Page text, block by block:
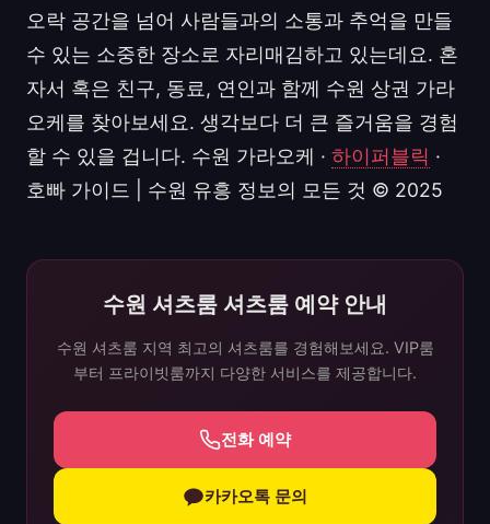
오락 공간을 넘어 사람들과의 소통과 추억을 만들
수 있는 소중한 장소로 자리매김하고 있는데요. 혼
자서 혹은 친구, 동료, 연인과 함께 수원 상권 가라
오케를 찾아보세요. 생각보다 더 큰 즐거움을 경험
할 수 있을 겁니다. 수원 가라오케 · 하이퍼블릭 ·
호빠 가이드 | 수원 유흥 정보의 모든 것 © 2025
수원 셔츠룸 셔츠룸 예약 안내
수원 셔츠룸 지역 최고의 셔츠룸를 경험해보세요. VIP룸
부터 프라이빗룸까지 다양한 서비스를 제공합니다.
전화 예약
카카오톡 문의